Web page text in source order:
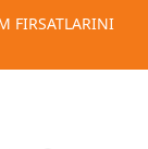
VE MATBAA